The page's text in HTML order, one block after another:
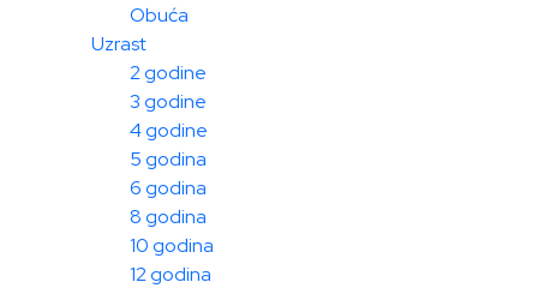
Obuća
Uzrast
2 godine
3 godine
4 godine
5 godina
6 godina
8 godina
10 godina
12 godina